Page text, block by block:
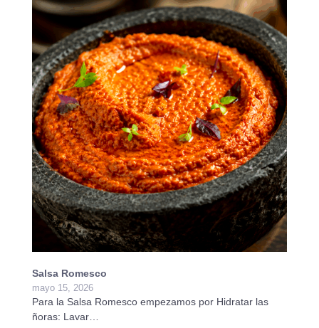
Salsa Romesco
mayo 15, 2026
Para la Salsa Romesco empezamos por Hidratar las
ñoras: Lavar…